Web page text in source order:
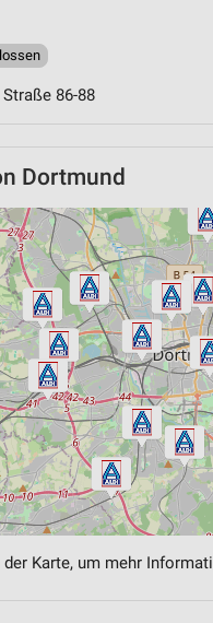
86-88
Dortmund
Karte, um mehr